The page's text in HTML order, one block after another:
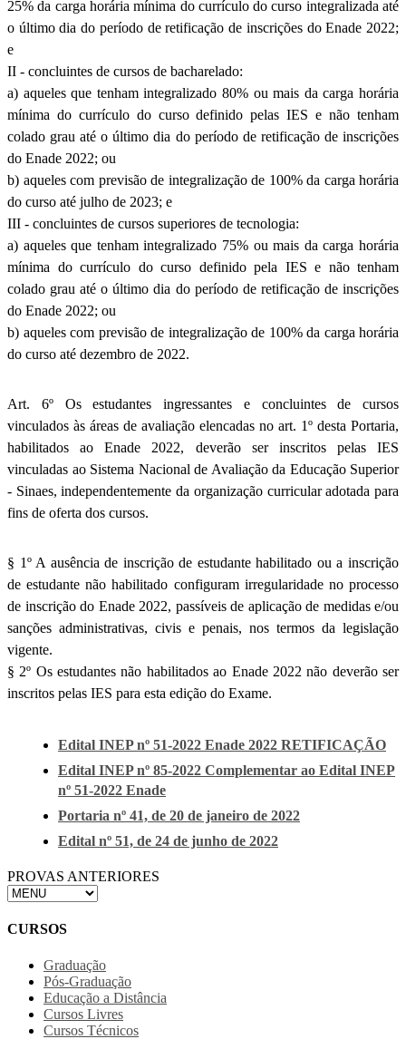
25% da carga horária mínima do currículo do curso integralizada até
o último dia do período de retificação de inscrições do Enade 2022;
e
II - concluintes de cursos de bacharelado:
a) aqueles que tenham integralizado 80% ou mais da carga horária
mínima do currículo do curso definido pelas IES e não tenham
colado grau até o último dia do período de retificação de inscrições
do Enade 2022; ou
b) aqueles com previsão de integralização de 100% da carga horária
do curso até julho de 2023; e
III - concluintes de cursos superiores de tecnologia:
a) aqueles que tenham integralizado 75% ou mais da carga horária
mínima do currículo do curso definido pela IES e não tenham
colado grau até o último dia do período de retificação de inscrições
do Enade 2022; ou
b) aqueles com previsão de integralização de 100% da carga horária
do curso até dezembro de 2022.
Art. 6º Os estudantes ingressantes e concluintes de cursos
vinculados às áreas de avaliação elencadas no art. 1º desta Portaria,
habilitados ao Enade 2022, deverão ser inscritos pelas IES
vinculadas ao Sistema Nacional de Avaliação da Educação Superior
- Sinaes, independentemente da organização curricular adotada para
fins de oferta dos cursos.
§ 1º A ausência de inscrição de estudante habilitado ou a inscrição
de estudante não habilitado configuram irregularidade no processo
de inscrição do Enade 2022, passíveis de aplicação de medidas e/ou
sanções administrativas, civis e penais, nos termos da legislação
vigente.
§ 2º Os estudantes não habilitados ao Enade 2022 não deverão ser
inscritos pelas IES para esta edição do Exame.
Edital INEP nº 51-2022 Enade 2022 RETIFICAÇÃO
Edital INEP nº 85-2022 Complementar ao Edital INEP
nº 51-2022 Enade
Portaria nº 41, de 20 de janeiro de 2022
Edital nº 51, de 24 de junho de 2022
PROVAS ANTERIORES
CURSOS
Graduação
Pós-Graduação
Educação a Distância
Cursos Livres
Cursos Técnicos